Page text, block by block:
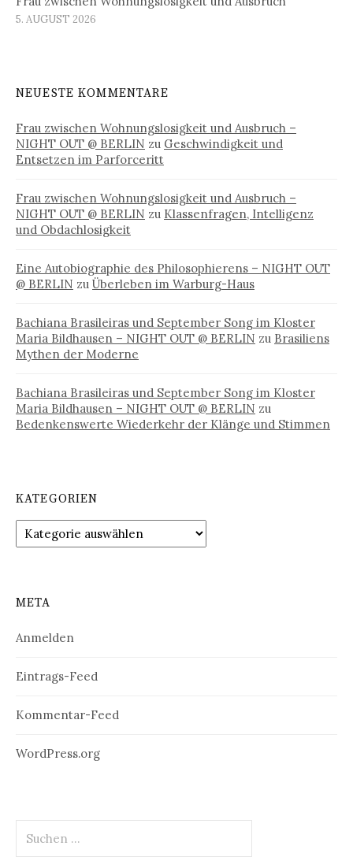
5. AUGUST 2026
NEUESTE KOMMENTARE
Frau zwischen Wohnungslosigkeit und Ausbruch –
NIGHT OUT @ BERLIN zu Geschwindigkeit und
Entsetzen im Parforceritt
Frau zwischen Wohnungslosigkeit und Ausbruch –
NIGHT OUT @ BERLIN zu Klassenfragen, Intelligenz
und Obdachlosigkeit
Eine Autobiographie des Philosophierens – NIGHT OUT
@ BERLIN zu Überleben im Warburg-Haus
Bachiana Brasileiras und September Song im Kloster
Maria Bildhausen – NIGHT OUT @ BERLIN zu Brasiliens
Mythen der Moderne
Bachiana Brasileiras und September Song im Kloster
Maria Bildhausen – NIGHT OUT @ BERLIN zu
Bedenkenswerte Wiederkehr der Klänge und Stimmen
KATEGORIEN
Kategorien
META
Anmelden
Eintrags-Feed
Kommentar-Feed
WordPress.org
nach: